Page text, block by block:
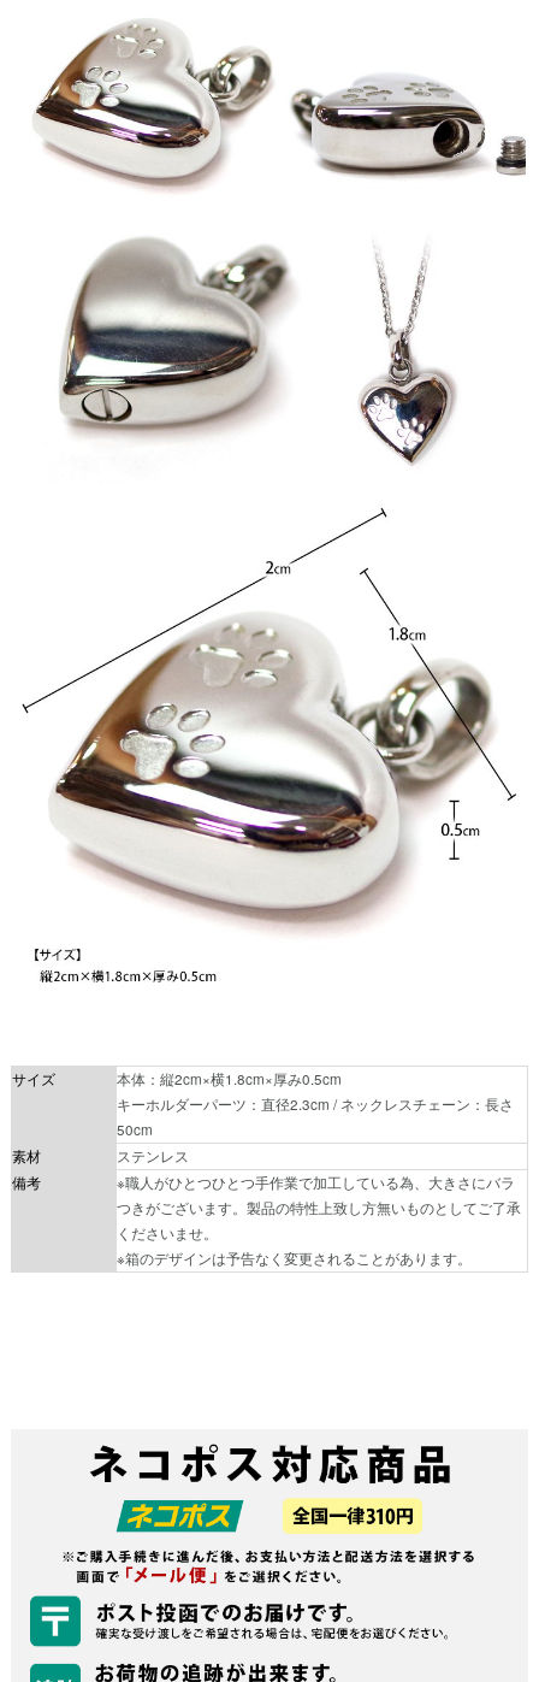
サイズ
本体：縦2cm×横1.8cm×厚み0.5cm
キーホルダーパーツ：直径2.3cm / ネックレスチェーン：長さ
50cm
素材
ステンレス
備考
※職人がひとつひとつ手作業で加工している為、大きさにバラ
つきがございます。製品の特性上致し方無いものとしてご了承
くださいませ。
※箱のデザインは予告なく変更されることがあります。